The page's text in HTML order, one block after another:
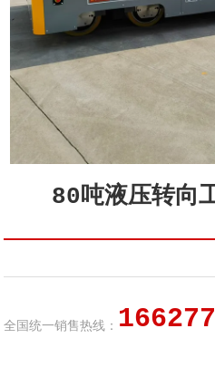
80吨液压转向
全国统一销售热线：